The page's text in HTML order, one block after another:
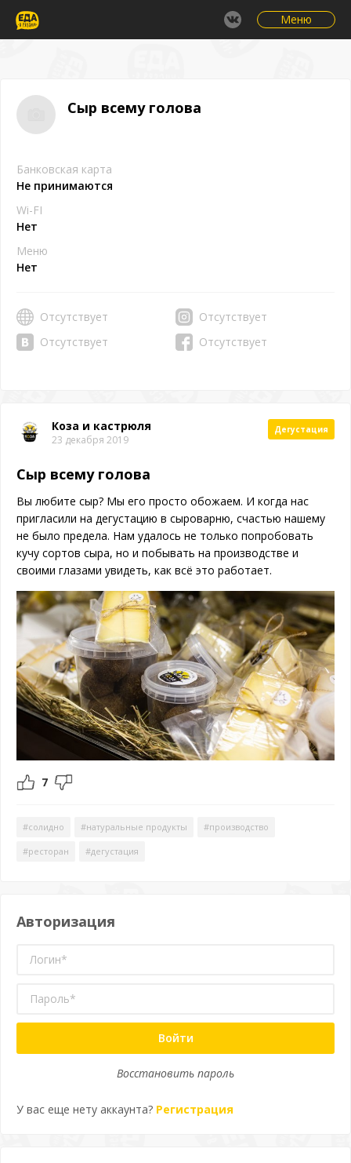
Меню
Сыр всему голова
Банковская карта
Не принимаются
Wi-FI
Нет
Меню
Нет
Отсутствует
Отсутствует
Отсутствует
Отсутствует
Коза и кастрюля
23 декабря 2019
Дегустация
Сыр всему голова
Вы любите сыр? Мы его просто обожаем. И когда нас
пригласили на дегустацию в сыроварню, счастью нашему
не было предела. Нам удалось не только попробовать
кучу сортов сыра, но и побывать на производстве и
своими глазами увидеть, как всё это работает.
7
#солидно #натуральные продукты #производство
#ресторан #дегустация
Авторизация
Войти
Восстановить пароль
У вас еще нету аккаунта? Регистрация